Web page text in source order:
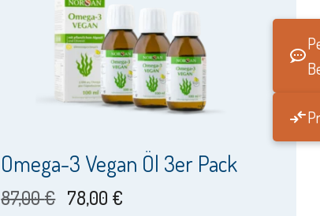
Omega-3 Vegan Öl 3er Pack
87,00€ Ursprünglicher
78,00 €